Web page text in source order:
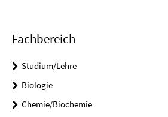
Fachbereich
Studium/Lehre
Biologie
Chemie/Biochemie